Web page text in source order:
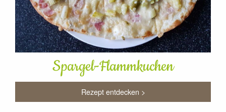
Spargel-Flammkuchen
Rezept entdecken >